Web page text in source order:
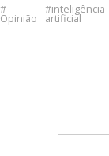
Opinião
inteligência
artificial